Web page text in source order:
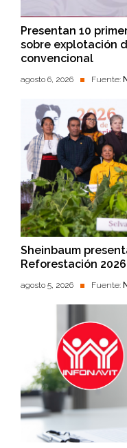
Presentan 10
sobre explotación
convencional
agosto 6, 2026 Fuente:
Sheinbaum
Reforestación
agosto 5, 2026 Fuente: